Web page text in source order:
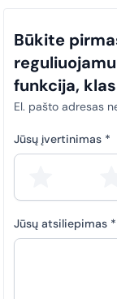
Būkite
funkcija,
El. pašto adresas
Jūsų įvertinimas *
Jūsų atsiliepimas *